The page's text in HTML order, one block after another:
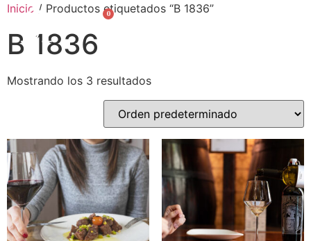
0
Inicio / Productos etiquetados “B 1836”
B 1836
Mostrando los 3 resultados